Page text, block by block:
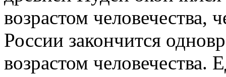
возрастом человечества,
России закончится
возрастом человечества.